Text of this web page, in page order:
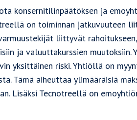
konsernitilinpäätöksen ja
on toiminnan jatkuvuuteen
liittyvät
ja valuuttakurssien
yksittäinen riski. Yhtiöllä on
Tämä aiheuttaa ylimääräisiä
Lisäksi Tecnotreellä on